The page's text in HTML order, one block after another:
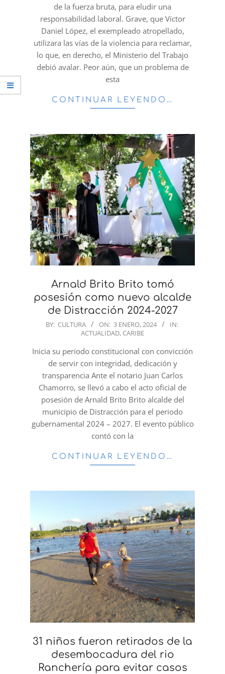
de la fuerza bruta, para eludir una
responsabilidad laboral. Grave, que Víctor
Daniel López, el exempleado atropellado,
utilizara las vías de la violencia para reclamar,
lo que, en derecho, el Ministerio del Trabajo
debió avalar. Peor aún, que un problema de
esta
CONTINUAR LEYENDO…
Arnald Brito Brito tomó
posesión como nuevo alcalde
de Distracción 2024-2027
2024-
03
BY: CULTURA ON: 3 ENERO, 2024
IN:
ACTUALIDAD, CARIBE
Inicia su periodo constitucional con convicción
de servir con integridad, dedicación y
transparencia Ante el notario Juan Carlos
Chamorro, se llevó a cabo el acto oficial de
posesión de Arnald Brito Brito alcalde del
municipio de Distracción para el periodo
gubernamental 2024 – 2027. El evento público
contó con la
CONTINUAR LEYENDO…
31 niños fueron retirados de la
desembocadura del rio
Ranchería para evitar casos